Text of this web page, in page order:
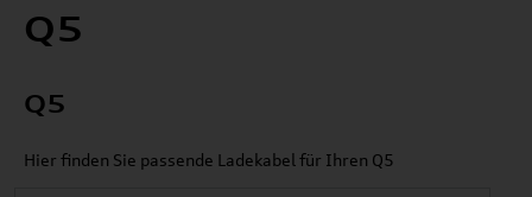
Q5
Q5
Hier finden Sie passende Ladekabel für Ihren Q5